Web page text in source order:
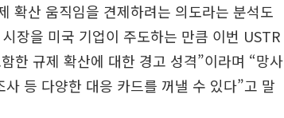
확산 움직임을 견제하려는 의도라는 분석도
장을 미국 기업이 주도하는 만큼 이번 USTR
한 규제 확산에 대한 경고 성격”이라며 “망사
등 다양한 대응 카드를 꺼낼 수 있다”고 말